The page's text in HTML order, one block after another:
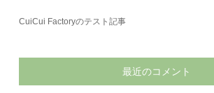
CuiCui Factoryのテスト記事
最近のコメント